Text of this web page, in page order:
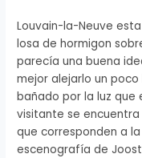
Louvain-la-Neuve
losa dehormigon
parecía una buena
mejor alejarlo un
bañado por la luz que
visitante se
que corresponden a
escenografía de Joost